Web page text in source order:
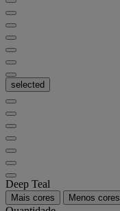
selected
Deep Teal
Mais cores Menos cores